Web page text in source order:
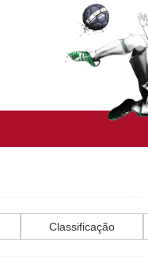
Classificação